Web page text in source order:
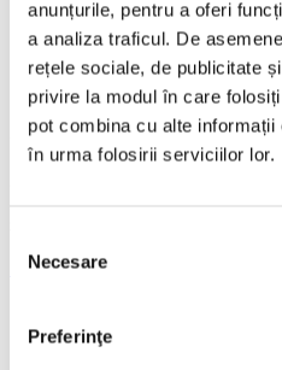
anunțurile, pentru a oferi
a analiza traficul. De
rețele sociale, de publicitate
privire la modul în care
pot combina cu alte
în urma folosirii serviciilor lor.
consimțământului
Necesare
Preferinţe
Tociu si
Timisoara
28 October 2026
Timisoara